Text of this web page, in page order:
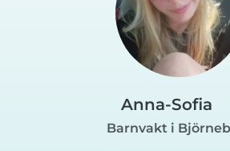
Anna-Sofia
Barnvakt i